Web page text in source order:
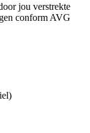
jou verstrekte
conform AVG